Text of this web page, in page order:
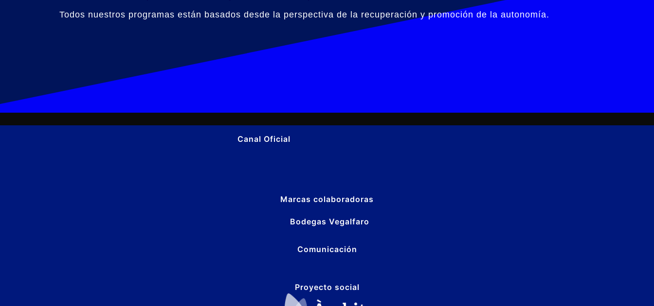
Todos nuestros programas están basados desde la perspectiva de la recuperación y promoción de la autonomía.
Canal Oficial
Marcas colaboradoras
Bodegas Vegalfaro
Comunicación
Proyecto social